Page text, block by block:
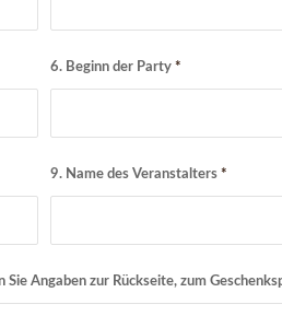
6. Beginn der Party*
9. Name des Veranstalters*
Angaben zur Rückseite, zum